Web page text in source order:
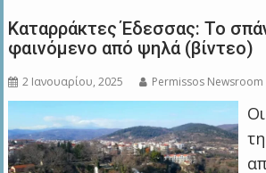
Καταρράκτες Έδεσσας: Το
φαινόμενο από ψηλά (βίντεο)
2 Ιανουαρίου, 2025 Permissos Newsroom